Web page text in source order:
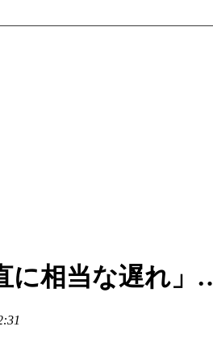
に相当な遅れ